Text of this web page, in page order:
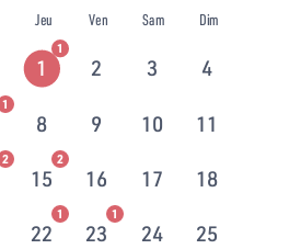
Jeu Ven Sam Dim
1
1
2 3 4
1
8 9 10 11
2
15
2
16 17 18
22
1
23
1
24 25